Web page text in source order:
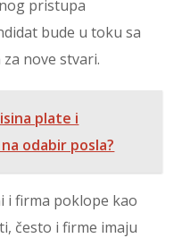
pristupa
bude u toku sa
nove stvari.
plate i
odabir posla?
i firma poklope kao
često i firme imaju